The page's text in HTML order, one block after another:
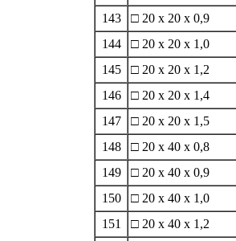
143
□ 20 x 20 x 0,9
144
□ 20 x 20 x 1,0
145
□ 20 x 20 x 1,2
146
□ 20 x 20 x 1,4
147
□ 20 x 20 x 1,5
148
□ 20 x 40 x 0,8
149
□ 20 x 40 x 0,9
150
□ 20 x 40 x 1,0
151
□ 20 x 40 x 1,2